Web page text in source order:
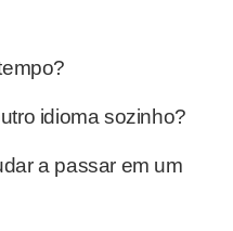
idioma sozinho?
a passar em um